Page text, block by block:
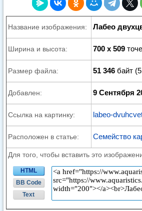
Название изображения: Лабео
Ширина и высота: 700 x 509
Размер файла: 51 346 байт
Добавлен: 9 Сентября
Ссылка на картинку: labeo-
Расположен в статье: Семейство
Для того, чтобы вставить это
HTML
BB Code
Text